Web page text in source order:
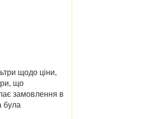
щодо ціни,
що
замовлення в
була